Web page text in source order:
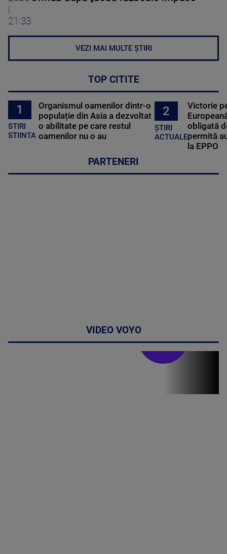
21:33
VEZI MAI MULTE ȘTIRI
TOP CITITE
1
STIRI
STIINTA
Organismul oamenilor dintr-o
populație din Asia a dezvoltat
o abilitate pe care restul
oamenilor nu o au
2
ȘTIRI
ACTUALE
Victorie
obligată
permită
la EPPO
PARTENERI
VIDEO VOYO